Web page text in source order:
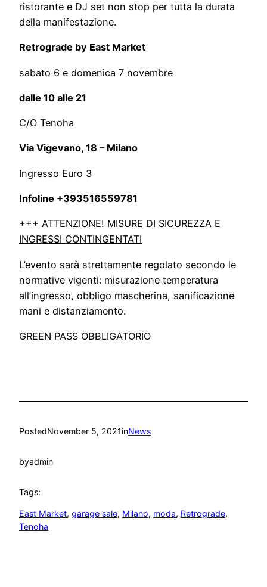
ristorante e DJ set non stop per tutta la durata
della manifestazione.
Retrograde by East Market
sabato 6 e domenica 7 novembre
dalle 10 alle 21
C/O Tenoha
Via Vigevano, 18 – Milano
Ingresso Euro 3
Infoline +393516559781
+++ ATTENZIONE! MISURE DI SICUREZZA E
INGRESSI CONTINGENTATI
L’evento sarà strettamente regolato secondo le
normative vigenti: misurazione temperatura
all’ingresso, obbligo mascherina, sanificazione
mani e distanziamento.
GREEN PASS OBBLIGATORIO
PostedNovember 5, 2021inNews
byadmin
Tags:
East Market, garage sale, Milano, moda, Retrograde
Tenoha